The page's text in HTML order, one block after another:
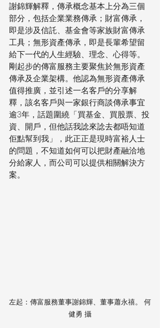
謝錦輝解釋，傳承概念基本上分為三個
部分，包括企業業務傳承；財富傳承，
即是涉及信託、基金會等家族財富傳承
工具；無形資產傳承，即是長輩希望留
給下一代的人生經驗、理念、心得等。
剛起步的傳富服務主要聚焦於無形資產
傳承及企業架構。他認為無形資產傳承
值得推廣，並引述一名客戶的分享解
釋，該名客戶與一家銀行商談傳承事宜
逾3年，話題圍繞「買基金、買股票、投
資、開戶，但他話我諗來諗去都唔知道
佢點幫到我」，此正正是現時富裕人士
的問題，不知道如何可以把財產融洽地
分給家人，而公司可以提供相關解決方
案。
左起：傳富服務董事謝錦輝、董事蕭永禧。 何
健勇 攝